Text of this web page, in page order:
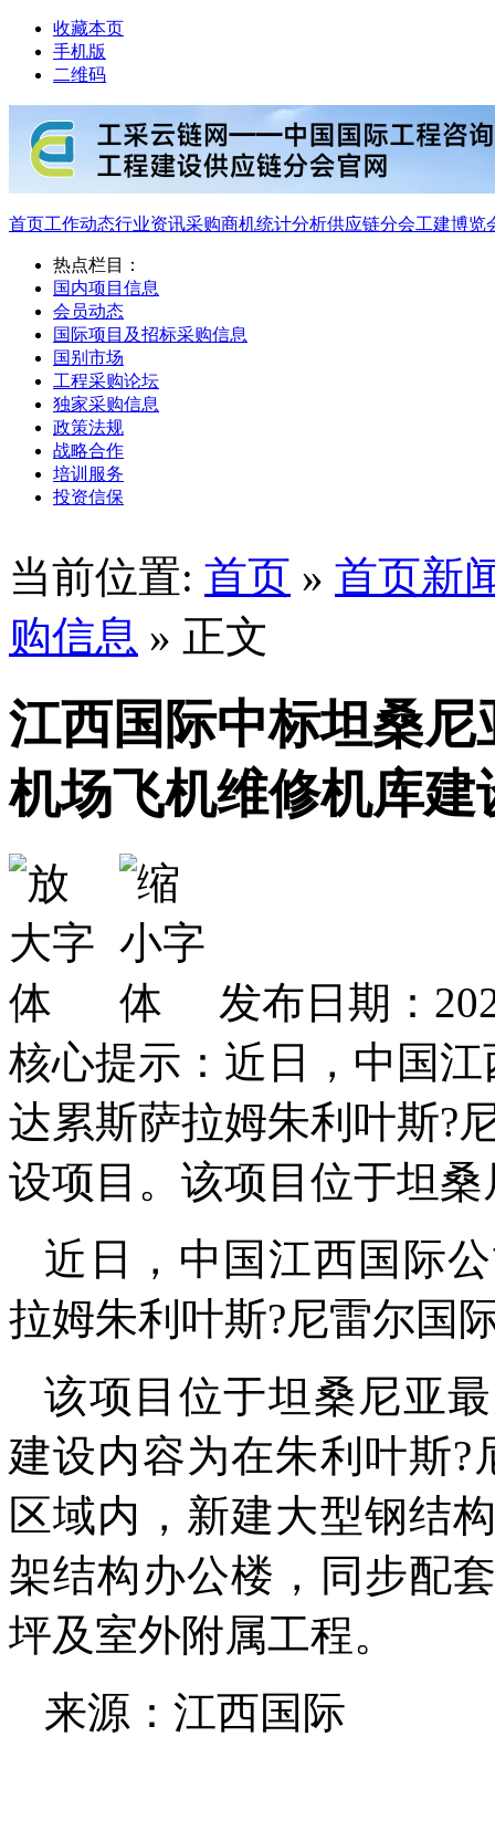
收藏本页
手机版
二维码
首页工作动态行业资讯采购商机统计分析供应链分会工建博览
热点栏目：
国内项目信息
会员动态
国际项目及招标采购信息
国别市场
工程采购论坛
独家采购信息
政策法规
战略合作
培训服务
投资信保
当前位置: 首页 » 首页新
购信息 » 正文
江西国际中标坦桑
机场飞机维修机库建
发布日期：
核心提示：近日，中国
达累斯萨拉姆朱利叶斯?
设项目。该项目位于坦
近日，中国江西国际
拉姆朱利叶斯?尼雷尔国
该项目位于坦桑尼亚
建设内容为在朱利叶斯
区域内，新建大型钢结
架结构办公楼，同步配
坪及室外附属工程。
来源：江西国际